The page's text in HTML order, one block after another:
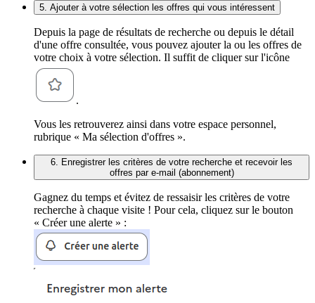
5. Ajouter à votre sélection les offres qui vous intéressent
Depuis la page de résultats de recherche ou depuis le détail
d'une offre consultée, vous pouvez ajouter la ou les offres de
votre choix à votre sélection. Il suffit de cliquer sur l'icône
.
Vous les retrouverez ainsi dans votre espace personnel,
rubrique « Ma sélection d'offres ».
6. Enregistrer les critères de votre recherche et recevoir les
offres par e-mail (abonnement)
Gagnez du temps et évitez de ressaisir les critères de votre
recherche à chaque visite ! Pour cela, cliquez sur le bouton
« Créer une alerte » :